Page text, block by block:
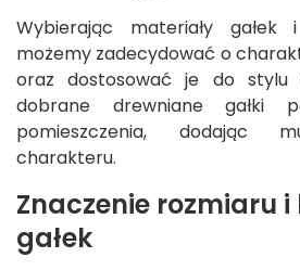
Wybierając materiały gałek
możemy zadecydować o
oraz dostosować je do stylu
dobrane drewniane gałki
pomieszczenia, dodając
charakteru.
Znaczenie rozmiaru i
gałek